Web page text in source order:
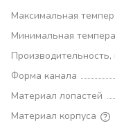
Максимальная
Минимальная
Производительность,
Форма канала
Материал лопастей
Материал корпуса